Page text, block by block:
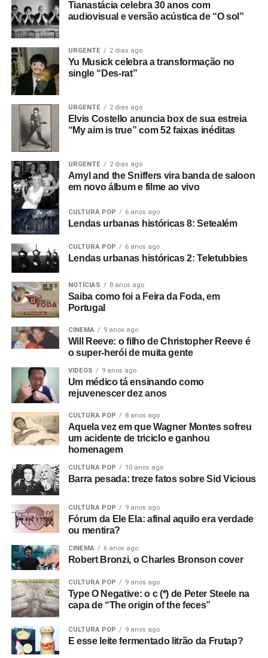
Tianastácia celebra 30 anos com
audiovisual e versão acústica de “O sol”
URGENTE 2 dias ago
Yu Musick celebra a transformação no
single “Des-rat”
URGENTE 2 dias ago
Elvis Costello anuncia box de sua estreia
“My aim is true” com 52 faixas inéditas
URGENTE 2 dias ago
Amyl and the Sniffers vira banda de saloon
em novo álbum e filme ao vivo
CULTURA POP 6 anos ago
Lendas urbanas históricas 8: Setealém
CULTURA POP 6 anos ago
Lendas urbanas históricas 2: Teletubbies
NOTÍCIAS 8 anos ago
Saiba como foi a Feira da Foda, em
Portugal
CINEMA 9 anos ago
Will Reeve: o filho de Christopher Reeve é
o super-herói de muita gente
VIDEOS 9 anos ago
Um médico tá ensinando como
rejuvenescer dez anos
CULTURA POP 8 anos ago
Aquela vez em que Wagner Montes sofreu
um acidente de triciclo e ganhou
homenagem
CULTURA POP 10 anos ago
Barra pesada: treze fatos sobre Sid Vicious
CULTURA POP 9 anos ago
Fórum da Ele Ela: afinal aquilo era verdade
ou mentira?
CINEMA 6 anos ago
Robert Bronzi, o Charles Bronson cover
CULTURA POP 9 anos ago
Type O Negative: o c (*) de Peter Steele na
capa de “The origin of the feces”
CULTURA POP 9 anos ago
E esse leite fermentado litrão da Frutap?